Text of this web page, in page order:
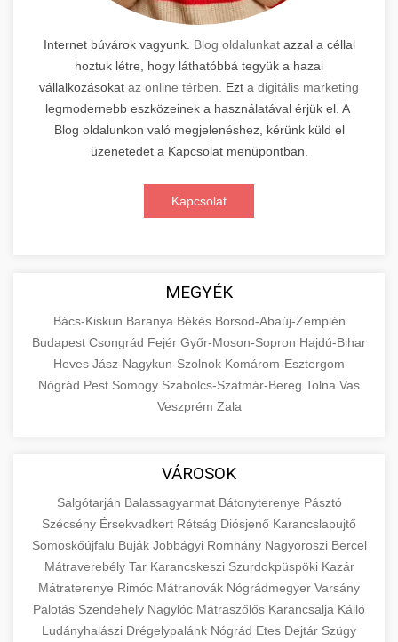
Internet búvárok vagyunk. Blog oldalunkatazzal a céllal
hoztuk létre, hogy láthatóbbá tegyük a hazai
vállalkozásokat az online térben. Ezt a digitális marketing
legmodernebb eszközeinek a használatával érjük el. A
Blog oldalunkon való megjelenéshez, kérünk küld el
üzenetedet a Kapcsolat menüpontban.
Kapcsolat
MEGYÉK
Bács-Kiskun Baranya Békés Borsod-Abaúj-Zemplén
Budapest Csongrád Fejér Győr-Moson-Sopron Hajdú-Bihar
Heves Jász-Nagykun-Szolnok Komárom-Esztergom
Nógrád Pest Somogy Szabolcs-Szatmár-Bereg Tolna Vas
Veszprém Zala
VÁROSOK
Salgótarján Balassagyarmat Bátonyterenye Pásztó
Szécsény Érsekvadkert Rétság Diósjenő Karancslapujtő
Somoskőújfalu Buják Jobbágyi Romhány Nagyoroszi Bercel
Mátraverebély Tar Karancskeszi Szurdokpüspöki Kazár
Mátraterenye Rimóc Mátranovák Nógrádmegyer Varsány
Palotás Szendehely Nagylóc Mátraszőlős Karancsalja Kálló
Ludányhalászi Drégelypalánk Nógrád Etes Dejtár Szügy